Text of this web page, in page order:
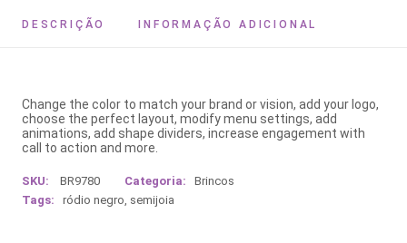
DESCRIÇÃO INFORMAÇÃO ADICIONAL
Change the color to match your brand or vision, add your logo,
choose the perfect layout, modify menu settings, add
animations, add shape dividers, increase engagement with
call to action and more.
SKU: BR9780 Categoria:
Brincos
Tags:
ródio negro, semijoia